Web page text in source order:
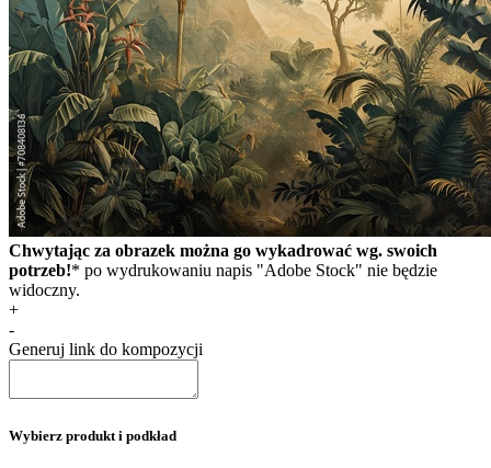
Chwytając za obrazek można go wykadrować wg. swoich
potrzeb!* po wydrukowaniu napis "Adobe Stock" nie będzie
widoczny.
+
-
Generuj link do kompozycji
Wybierz produkt i podkład